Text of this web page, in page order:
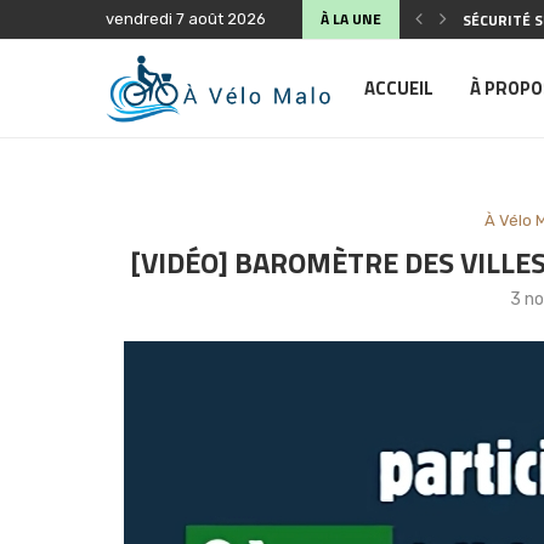
vendredi 7 août 2026 À LA UNE
SÉCURITÉ
ACCUEIL À
À Vélo
[VIDÉO] BAROMÈTRE DES
3